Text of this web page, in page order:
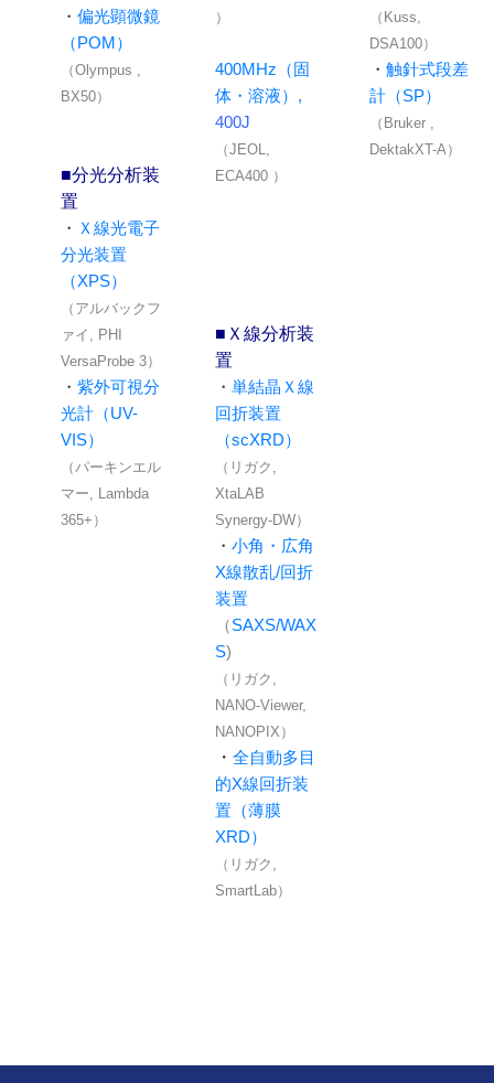
・ 偏光顕微鏡
（POM）
（Olympus ,
BX50）
■分光分析装
置
・
Ｘ線光電子
分光装置
（XPS）
（アルバックフ
ァイ, PHI
VersaProbe 3）
・ 紫外可視分
光計（UV-
VIS）
（パーキンエル
マー, Lambda
365+）
）
400MHz（固
体・溶液）,
400J
（JEOL,
ECA400 ）
■Ｘ線分析装
置
・ 単結晶Ｘ線
回折装置
（scXRD）
（リガク,
XtaLAB
Synergy-DW）
・ 小角・広角
X線散乱/回折
装置
（SAXS/WAX
S)
（リガク,
NANO-Viewer,
NANOPIX）
・ 全自動多目
的X線回折装
置（薄膜
XRD）
（リガク,
SmartLab）
（Kuss,
DSA100）
・ 触針式段差
計（SP）
（Bruker ,
DektakXT-A）